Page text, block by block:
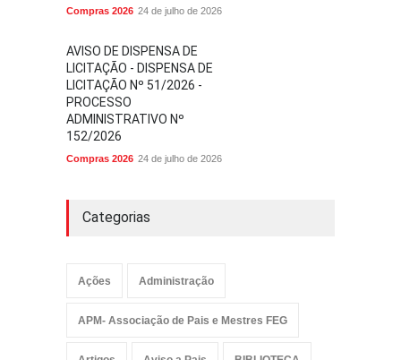
Compras 2026 24 de julho de 2026
AVISO DE DISPENSA DE
LICITAÇÃO - DISPENSA DE
LICITAÇÃO Nº 51/2026 -
PROCESSO
ADMINISTRATIVO Nº
152/2026
Compras 2026 24 de julho de 2026
Categorias
Ações Administração
APM- Associação de Pais e Mestres FEG